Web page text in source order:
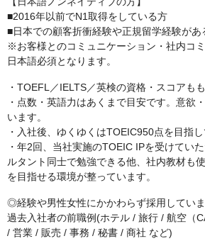
■2016年以前でN1取得をしている方
■日本での顧客折衝経験や正規留学経験があ
※お客様とのコミュニケーション・社内コ
日本語必須となります。
・TOEFL／IELTS／英検の資格・スコアも
・点数・英語力はあくまで目安です。意欲
います。
・入社後、ゆくゆくはTOEIC950点を目指し
・年2回、当社実施のTOEIC IPを受けてい
ルタント同士で勉強できる他、社内教材も
を目指せる環境が整っています。
◎経験や男性女性にかかわらず採用してい
過去入社者の前職例(ホテル / 旅行 / 航空（
/ 営業 / 販売 / 事務 / 秘書 / 商社 など)